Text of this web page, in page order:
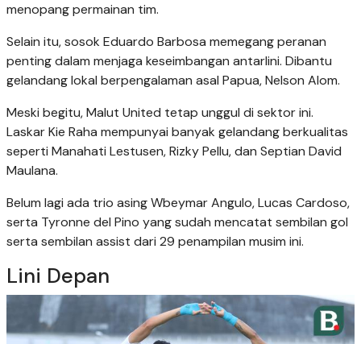
menopang permainan tim.
Selain itu, sosok Eduardo Barbosa memegang peranan
penting dalam menjaga keseimbangan antarlini. Dibantu
gelandang lokal berpengalaman asal Papua, Nelson Alom.
Meski begitu, Malut United tetap unggul di sektor ini.
Laskar Kie Raha mempunyai banyak gelandang berkualitas
seperti Manahati Lestusen, Rizky Pellu, dan Septian David
Maulana.
Belum lagi ada trio asing Wbeymar Angulo, Lucas Cardoso,
serta Tyronne del Pino yang sudah mencatat sembilan gol
serta sembilan assist dari 29 penampilan musim ini.
Lini Depan